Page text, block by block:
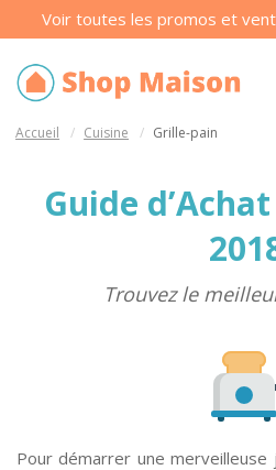
Voir toutes les promos et
Accueil Cuisine Grille-pain
Guide
Trouvez le
Pour démarrer une